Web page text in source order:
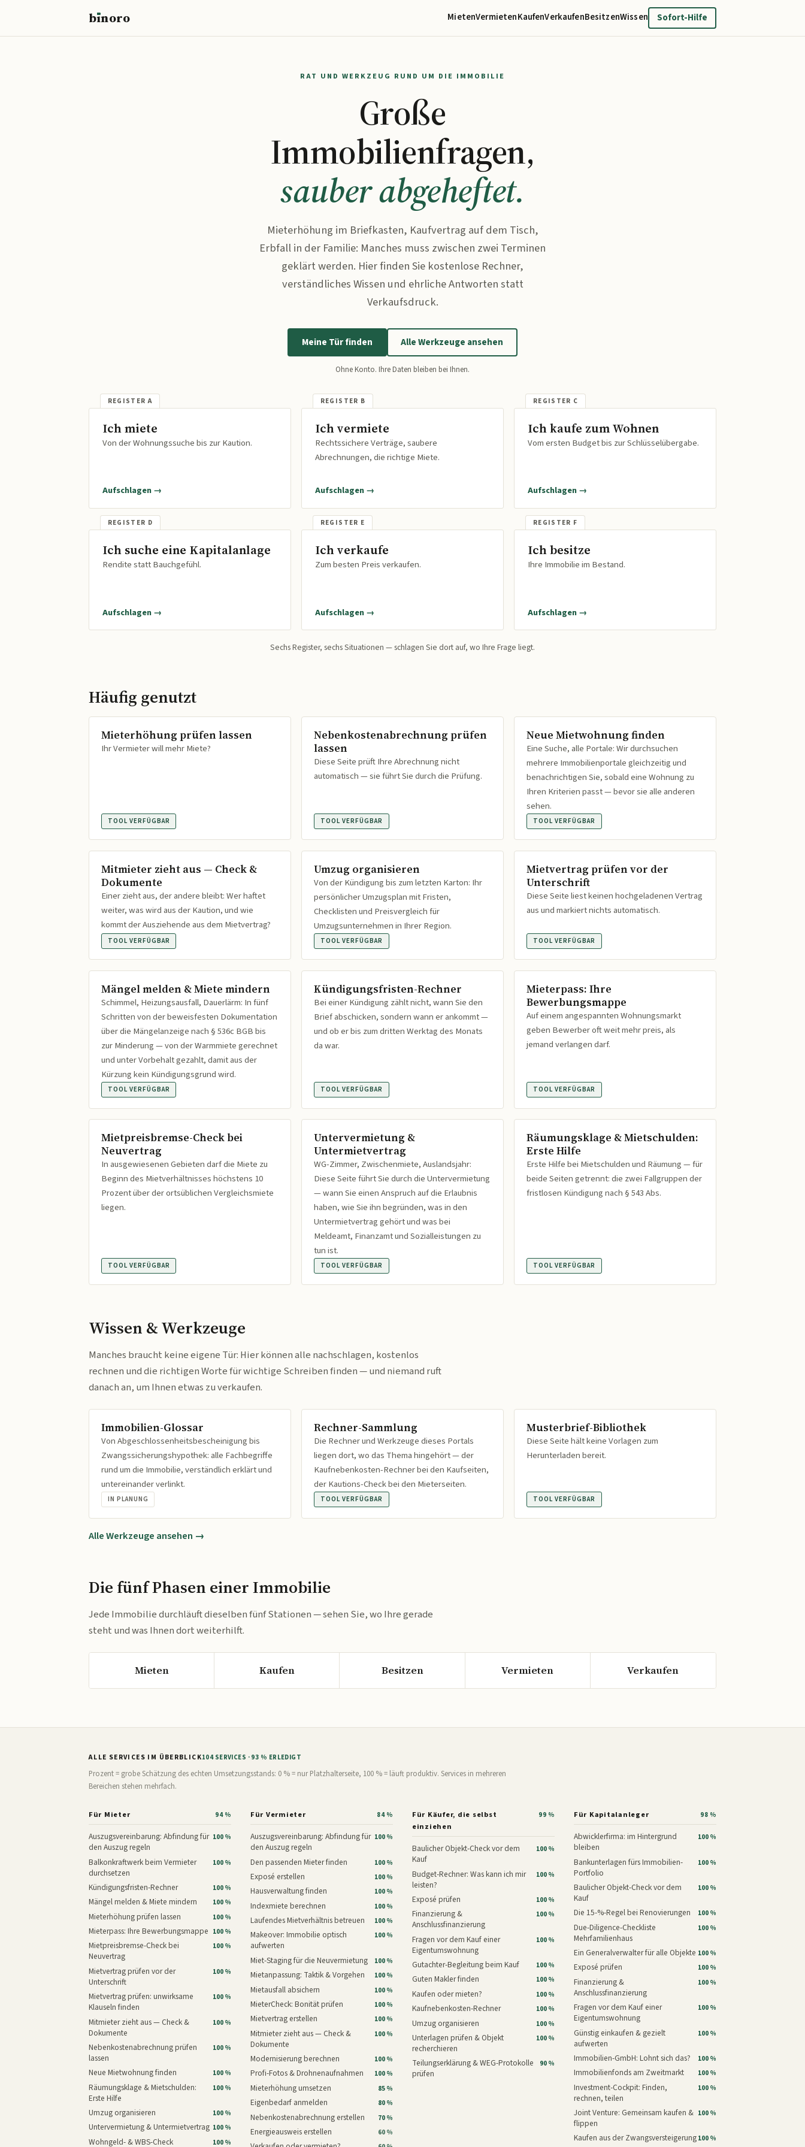
bınoro MietenVermietenKaufenVerkaufenBesitzenWissen Sofort-Hilfe
RAT UND WERKZEUG RUND UM DIE IMMOBILIE
Große
Immobilienfragen,
sauber abgeheftet.
Mieterhöhung im Briefkasten, Kaufvertrag auf dem Tisch,
Erbfall in der Familie: Manches muss zwischen zwei Terminen
geklärt werden. Hier finden Sie kostenlose Rechner,
verständliches Wissen und ehrliche Antworten statt
Verkaufsdruck.
Meine Tür finden Alle Werkzeuge ansehen
Ohne Konto. Ihre Daten bleiben bei Ihnen.
Ich miete
Von der Wohnungssuche bis zur Kaution.
Aufschlagen →
Ich vermiete
Rechtssichere Verträge, saubere
Abrechnungen, die richtige Miete.
Aufschlagen →
Ich kaufe zum Wohnen
Vom ersten Budget bis zur Schlüsselübergabe.
Aufschlagen →
Ich suche eine Kapitalanlage
Rendite statt Bauchgefühl.
Aufschlagen →
Ich verkaufe
Zum besten Preis verkaufen.
Aufschlagen →
Ich besitze
Ihre Immobilie im Bestand.
Aufschlagen →
Sechs Register, sechs Situationen — schlagen Sie dort auf, wo Ihre Frage liegt.
Häufig genutzt
Mieterhöhung prüfen lassen
Ihr Vermieter will mehr Miete?
TOOL VERFÜGBAR
Nebenkostenabrechnung prüfen
lassen
Diese Seite prüft Ihre Abrechnung nicht
automatisch — sie führt Sie durch die Prüfung.
TOOL VERFÜGBAR
Neue Mietwohnung finden
Eine Suche, alle Portale: Wir durchsuchen
mehrere Immobilienportale gleichzeitig und
benachrichtigen Sie, sobald eine Wohnung zu
Ihren Kriterien passt — bevor sie alle anderen
sehen.
TOOL VERFÜGBAR
Mitmieter zieht aus — Check &
Dokumente
Einer zieht aus, der andere bleibt: Wer haftet
weiter, was wird aus der Kaution, und wie
kommt der Ausziehende aus dem Mietvertrag?
TOOL VERFÜGBAR
Umzug organisieren
Von der Kündigung bis zum letzten Karton: Ihr
persönlicher Umzugsplan mit Fristen,
Checklisten und Preisvergleich für
Umzugsunternehmen in Ihrer Region.
TOOL VERFÜGBAR
Mietvertrag prüfen vor der
Unterschrift
Diese Seite liest keinen hochgeladenen Vertrag
aus und markiert nichts automatisch.
TOOL VERFÜGBAR
Mängel melden & Miete mindern
Schimmel, Heizungsausfall, Dauerlärm: In fünf
Schritten von der beweisfesten Dokumentation
über die Mängelanzeige nach § 536c BGB bis
zur Minderung — von der Warmmiete gerechnet
und unter Vorbehalt gezahlt, damit aus der
Kürzung kein Kündigungsgrund wird.
TOOL VERFÜGBAR
Kündigungsfristen-Rechner
Bei einer Kündigung zählt nicht, wann Sie den
Brief abschicken, sondern wann er ankommt —
und ob er bis zum dritten Werktag des Monats
da war.
TOOL VERFÜGBAR
Mieterpass: Ihre
Bewerbungsmappe
Auf einem angespannten Wohnungsmarkt
geben Bewerber oft weit mehr preis, als
jemand verlangen darf.
TOOL VERFÜGBAR
Mietpreisbremse-Check bei
Neuvertrag
In ausgewiesenen Gebieten darf die Miete zu
Beginn des Mietverhältnisses höchstens 10
Prozent über der ortsüblichen Vergleichsmiete
liegen.
TOOL VERFÜGBAR
Untervermietung &
Untermietvertrag
WG-Zimmer, Zwischenmiete, Auslandsjahr:
Diese Seite führt Sie durch die Untervermietung
— wann Sie einen Anspruch auf die Erlaubnis
haben, wie Sie ihn begründen, was in den
Untermietvertrag gehört und was bei
Meldeamt, Finanzamt und Sozialleistungen zu
tun ist.
TOOL VERFÜGBAR
Räumungsklage & Mietschulden:
Erste Hilfe
Erste Hilfe bei Mietschulden und Räumung — für
beide Seiten getrennt: die zwei Fallgruppen der
fristlosen Kündigung nach § 543 Abs.
TOOL VERFÜGBAR
Wissen & Werkzeuge
Manches braucht keine eigene Tür: Hier können alle nachschlagen, kostenlos
rechnen und die richtigen Worte für wichtige Schreiben finden — und niemand ruft
danach an, um Ihnen etwas zu verkaufen.
Immobilien-Glossar
Von Abgeschlossenheitsbescheinigung bis
Zwangssicherungshypothek: alle Fachbegriffe
rund um die Immobilie, verständlich erklärt und
untereinander verlinkt.
IN PLANUNG
Rechner-Sammlung
Die Rechner und Werkzeuge dieses Portals
liegen dort, wo das Thema hingehört — der
Kaufnebenkosten-Rechner bei den Kaufseiten,
der Kautions-Check bei den Mieterseiten.
TOOL VERFÜGBAR
Musterbrief-Bibliothek
Diese Seite hält keine Vorlagen zum
Herunterladen bereit.
TOOL VERFÜGBAR
Alle Werkzeuge ansehen →
Die fünf Phasen einer Immobilie
Jede Immobilie durchläuft dieselben fünf Stationen — sehen Sie, wo Ihre gerade
steht und was Ihnen dort weiterhilft.
Mieten Kaufen Besitzen Vermieten Verkaufen
ALLE SERVICES IM ÜBERBLICK104 SERVICES · 93 % ERLEDIGT
Prozent = grobe Schätzung des echten Umsetzungsstands: 0 % = nur Platzhalterseite, 100 % = läuft produktiv. Services in mehreren
Bereichen stehen mehrfach.
Für Mieter 94 %
Auszugsvereinbarung: Abfindung für
den Auszug regeln
100 %
Balkonkraftwerk beim Vermieter
durchsetzen
100 %
Kündigungsfristen-Rechner 100 %
Mängel melden & Miete mindern 100 %
Mieterhöhung prüfen lassen 100 %
Mieterpass: Ihre Bewerbungsmappe 100 %
Mietpreisbremse-Check bei
Neuvertrag
100 %
Mietvertrag prüfen vor der
Unterschrift
100 %
Mietvertrag prüfen: unwirksame
Klauseln finden
100 %
Mitmieter zieht aus — Check &
Dokumente
100 %
Nebenkostenabrechnung prüfen
lassen
100 %
Neue Mietwohnung finden 100 %
Räumungsklage & Mietschulden:
Erste Hilfe
100 %
Umzug organisieren 100 %
Untervermietung & Untermietvertrag 100 %
Wohngeld- & WBS-Check 100 %
Für Vermieter 84 %
Auszugsvereinbarung: Abfindung für
den Auszug regeln
100 %
Den passenden Mieter finden 100 %
Exposé erstellen 100 %
Hausverwaltung finden 100 %
Indexmiete berechnen 100 %
Laufendes Mietverhältnis betreuen 100 %
Makeover: Immobilie optisch
aufwerten
100 %
Miet-Staging für die Neuvermietung 100 %
Mietanpassung: Taktik & Vorgehen 100 %
Mietausfall absichern 100 %
MieterCheck: Bonität prüfen 100 %
Mietvertrag erstellen 100 %
Mitmieter zieht aus — Check &
Dokumente
100 %
Modernisierung berechnen 100 %
Profi-Fotos & Drohnenaufnahmen 100 %
Mieterhöhung umsetzen 85 %
Eigenbedarf anmelden 80 %
Nebenkostenabrechnung erstellen 70 %
Energieausweis erstellen 60 %
Für Käufer, die selbst
einziehen
99 %
Baulicher Objekt-Check vor dem
Kauf
100 %
Budget-Rechner: Was kann ich mir
leisten?
100 %
Exposé prüfen 100 %
Finanzierung &
Anschlussfinanzierung
100 %
Fragen vor dem Kauf einer
Eigentumswohnung
100 %
Gutachter-Begleitung beim Kauf 100 %
Guten Makler finden 100 %
Kaufen oder mieten? 100 %
Kaufnebenkosten-Rechner 100 %
Umzug organisieren 100 %
Unterlagen prüfen & Objekt
recherchieren
100 %
Teilungserklärung & WEG-Protokolle
prüfen
90 %
Für Kapitalanleger 98 %
Abwicklerfirma: im Hintergrund
bleiben
100 %
Bankunterlagen fürs Immobilien-
Portfolio
100 %
Baulicher Objekt-Check vor dem
Kauf
100 %
Die 15-%-Regel bei Renovierungen 100 %
Due-Diligence-Checkliste
Mehrfamilienhaus
100 %
Ein Generalverwalter für alle Objekte 100 %
Exposé prüfen 100 %
Finanzierung &
Anschlussfinanzierung
100 %
Fragen vor dem Kauf einer
Eigentumswohnung
100 %
Günstig einkaufen & gezielt
aufwerten
100 %
Immobilien-GmbH: Lohnt sich das? 100 %
Immobilienfonds am Zweitmarkt 100 %
Investment-Cockpit: Finden,
rechnen, teilen
100 %
Joint Venture: Gemeinsam kaufen &
flippen
100 %
Kaufen aus der Zwangsversteigerung100 %